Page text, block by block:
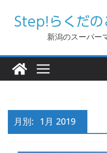
新潟のスーパー
月別: 1月 2019